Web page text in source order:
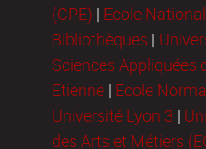
(CPE) | Ecole
Bibliothèques |
Sciences Appliquées
Etienne | Ecole
Université Lyon 3 |
des Arts et Métiers